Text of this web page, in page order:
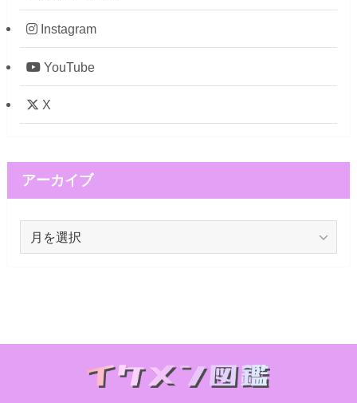
Instagram
YouTube
X
アーカイブ